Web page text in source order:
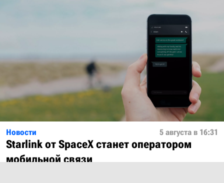
Новости 5 августа в 16:31
Starlink от SpaceX станет оператором
мобильной связи